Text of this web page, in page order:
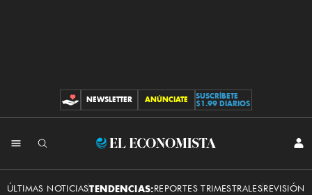
CONTRIBUCIONES
NEWSLETTER ANÚNCIATE
SUSCRÍBETE
$1.99 DIARIOS
El
ÚLTIMAS NOTICIASTENDENCIAS:REPORTES TRIMESTRALESREVISIÓN